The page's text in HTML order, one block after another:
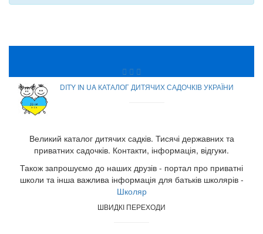
DITY IN UA КАТАЛОГ ДИТЯЧИХ САДОЧКІВ УКРАЇНИ
Великий каталог дитячих садків. Тисячі державних та
приватних садочків. Контакти, інформація, відгуки.
Також запрошуємо до наших друзів - портал про приватні
школи та інша важлива інформація для батьків школярів -
Школяр
ШВИДКІ ПЕРЕХОДИ